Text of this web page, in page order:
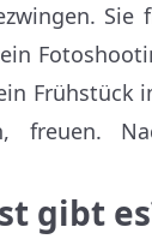
Sie
Frühstück
freuen.
gibt